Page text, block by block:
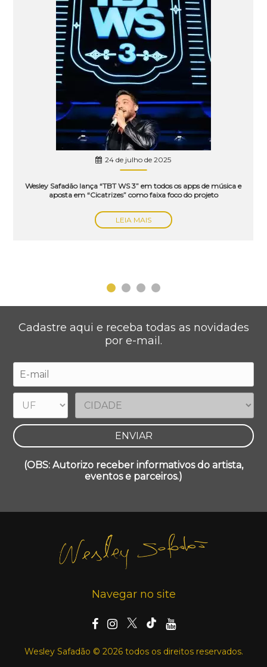
24 de julho de 2025
Wesley Safadão lança “TBT WS 3” em todos os apps de música e
aposta em “Cicatrizes” como faixa foco do projeto
LEIA MAIS
Cadastre aqui e receba todas as novidades
por e-mail.
(OBS: Autorizo receber informativos do artista,
eventos e parceiros.)
Navegar no site
Wesley Safadão © 2026 todos os direitos reservados.